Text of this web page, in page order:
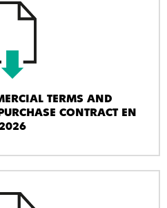
TERMS AND
CONTRACT EN